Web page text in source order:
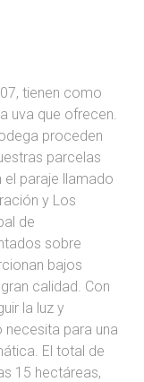
tienen como
uva que ofrecen.
proceden
parcelas
el paraje llamado
y Los
de
sobre
bajos
calidad. Con
la luz y
para una
El total de
15 hectáreas,